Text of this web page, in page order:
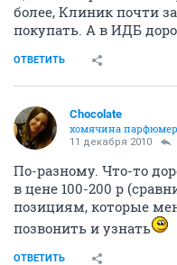
более, Клиник почти
покупать. А в ИДБ
ОТВЕТИТЬ
Chocolate
хомячина
11 декабря 2010
По-разному. Что-то
в цене 100-200 р
позициям, которые
позвонить и узнать
ОТВЕТИТЬ